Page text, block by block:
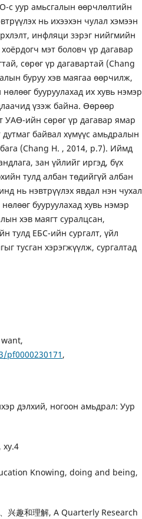
с уур амьсгалын өөрчлөлтийн
нь ихээхэн чулал хэмээн
инфляци зэрэг нийгмийн
мэт боловч үр дагавар
сөрөг үр дагавартай (Chang
буруу хэв маягаа өөрчилж,
бууруулахад их хувь нэмэр
үзэж байна. Өөрөөр
УАӨ-ийн сөрөг үр дагавар ямар
дутмаг байвал хүмүүс амьдралын
(Chang H. , 2014, p.7). Иймд
зан үйлийг иргэд, бүх
тулд албан төдийгүй албан
нь нэвтрүүлэх явдал нэн чухал
бууруулахад хувь нэмэр
хэв маягт суралцсан,
тулд ЕБС-ийн сургалт, үйл
тусган хэрэгжүүлж, сургалтад
pf0000230171 ,
дэлхий, ногоон амьдрал: Уур
ху.4
Knowing, doing and being,
兴趣和理解, A Quarterly Research